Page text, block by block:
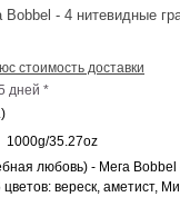
Bobbel - 4 нитевидные
стоимость доставки
дней *
1000g/35.27oz
любовь) - Мега Bobbel
вереск, аметист,